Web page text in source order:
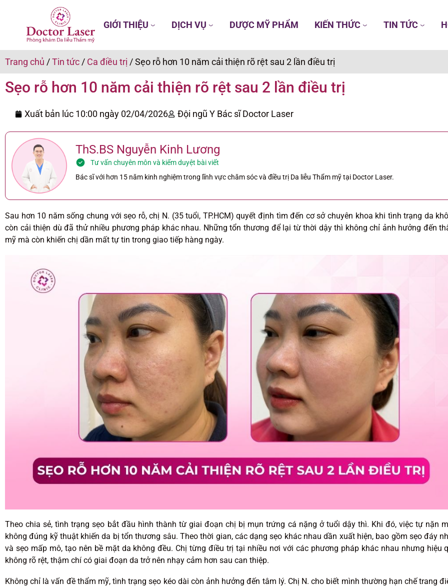
GIỚI THIỆU DỊCH VỤ DƯỢC MỸ PHẨM KIẾN THỨC TIN TỨC
Trang chủ /Tin tức / Ca điều trị /Sẹo rỗ hơn 10 năm cải thiện rõ rệt sau 2 lần điều trị
Sẹo rỗ hơn 10 năm cải thiện rõ rệt sau 2 lần điều trị
Xuất bản lúc 10:00 ngày 02/04/2026 Đội ngũ Y Bác sĩ Doctor Laser
ThS.BS Nguyễn Kinh Lương
Tư vấn chuyên môn và kiểm duyệt bài viết
Bác sĩ với hơn 15 năm kinh nghiệm trong lĩnh vực chăm sóc và điều trị Da liễu Thẩm mỹ tại Doctor Laser.
Sau hơn 10 năm sống chung với sẹo rỗ, chị N. (35 tuổi, TP.HCM) quyết định tìm đến cơ sở chuyên khoa khi tình trạng da
còn cải thiện dù đã thử nhiều phương pháp khác nhau. Những tổn thương để lại từ thời dậy thì không chỉ ảnh hưởng đến
mỹ mà còn khiến chị dần mất tự tin trong giao tiếp hàng ngày.
Theo chia sẻ, tình trạng sẹo bắt đầu hình thành từ giai đoạn chị bị mụn trứng cá nặng ở tuổi dậy thì. Khi đó, việc tự nặn
không đúng kỹ thuật khiến da bị tổn thương sâu. Theo thời gian, các dạng sẹo khác nhau dần xuất hiện, bao gồm sẹo đáy
và sẹo mấp mô, tạo nên bề mặt da không đều. Chị từng điều trị tại nhiều nơi với các phương pháp khác nhau nhưng hiệu
không rõ rệt, thậm chí có giai đoạn da trở nên nhạy cảm hơn sau can thiệp.
Không chỉ là vấn đề thẩm mỹ, tình trạng sẹo kéo dài còn ảnh hưởng đến tâm lý. Chị N. cho biết mình thường hạn chế trang